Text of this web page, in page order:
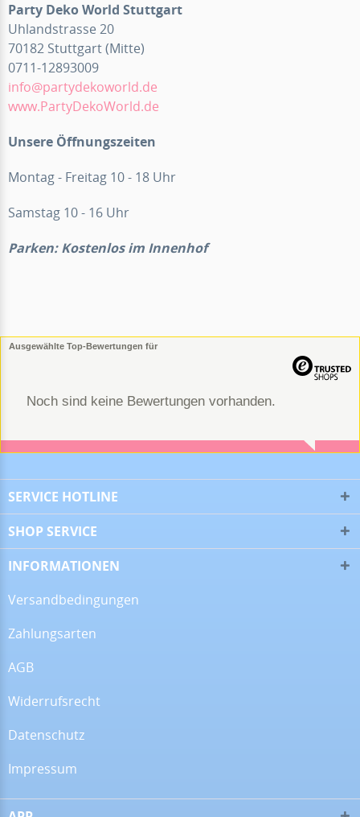
Party Deko World Stuttgart
Uhlandstrasse 20
70182 Stuttgart (Mitte)
0711-12893009
info@partydekoworld.de
www.PartyDekoWorld.de
Unsere Öffnungszeiten
Montag - Freitag 10 - 18 Uhr
Samstag 10 - 16 Uhr
Parken: Kostenlos im Innenhof
Ausgewählte Top-Bewertungen für
Noch sind keine Bewertungen vorhanden.
SERVICE HOTLINE
SHOP SERVICE
INFORMATIONEN
Versandbedingungen
Zahlungsarten
AGB
Widerrufsrecht
Datenschutz
Impressum